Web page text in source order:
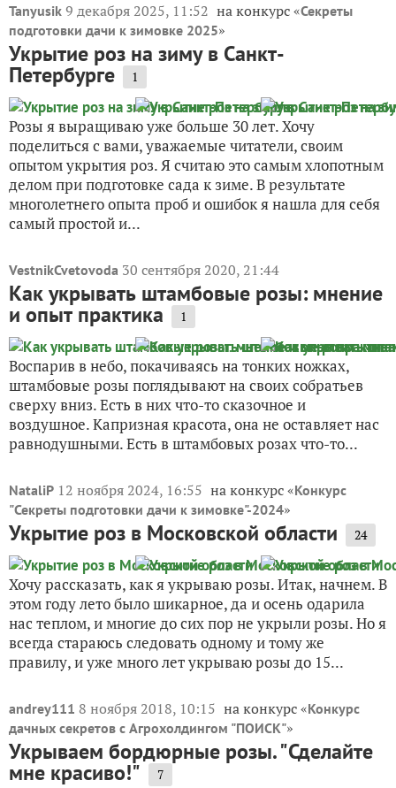
Tanyusik 9 декабря 2025, 11:52 на конкурс «Секреты
подготовки дачи к зимовке 2025»
Укрытие роз на зиму в Санкт-
Петербурге 1
Розы я выращиваю уже больше 30 лет. Хочу
поделиться с вами, уважаемые читатели, своим
опытом укрытия роз. Я считаю это самым хлопотным
делом при подготовке сада к зиме. В результате
многолетнего опыта проб и ошибок я нашла для себя
самый простой и...
VestnikCvetovoda 30 сентября 2020, 21:44
Как укрывать штамбовые розы: мнение
и опыт практика 1
Воспарив в небо, покачиваясь на тонких ножках,
штамбовые розы поглядывают на своих собратьев
сверху вниз. Есть в них что-то сказочное и
воздушное. Капризная красота, она не оставляет нас
равнодушными. Есть в штамбовых розах что-то...
NataliP 12 ноября 2024, 16:55 на конкурс «Конкурс
"Секреты подготовки дачи к зимовке"-2024»
Укрытие роз в Московской области 24
Хочу рассказать, как я укрываю розы. Итак, начнем. В
этом году лето было шикарное, да и осень одарила
нас теплом, и многие до сих пор не укрыли розы. Но я
всегда стараюсь следовать одному и тому же
правилу, и уже много лет укрываю розы до 15...
andrey111 8 ноября 2018, 10:15 на конкурс «Конкурс
дачных секретов с Агрохолдингом "ПОИСК"»
Укрываем бордюрные розы. "Сделайте
мне красиво!" 7